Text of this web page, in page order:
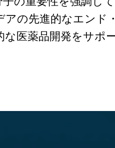
の先進的なエンド
医薬品開発をサポ